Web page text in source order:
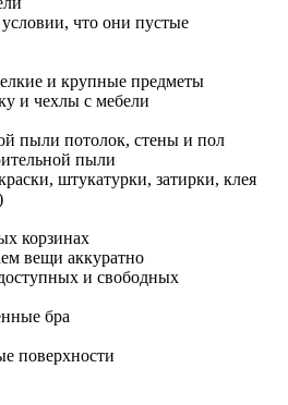
что они пустые
и крупные предметы
и чехлы с мебели
пыли потолок, стены и пол
пыли
штукатурки, затирки, клея
корзинах
вещи аккуратно
и свободных
бра
поверхности